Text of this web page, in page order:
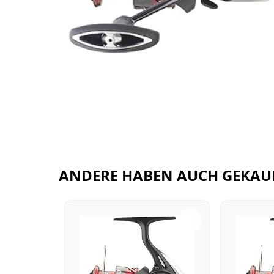
ANDERE HABEN AUCH